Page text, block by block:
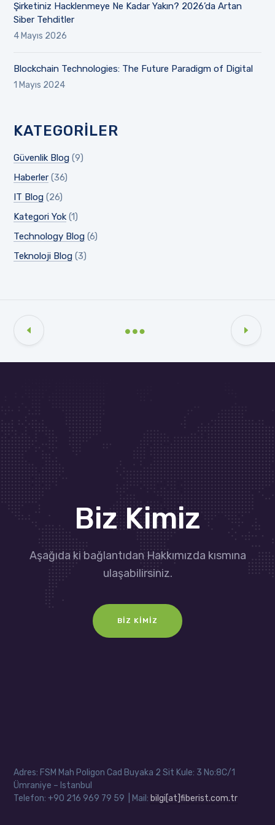
Şirketiniz Hacklenmeye Ne Kadar Yakın? 2026’da Artan
Siber Tehditler
4 Mayıs 2026
Blockchain Technologies: The Future Paradigm of Digital
1 Mayıs 2024
KATEGORILER
Güvenlik Blog (9)
Haberler (36)
IT Blog (26)
Kategori Yok (1)
Technology Blog (6)
Teknoloji Blog (3)
Biz Kimiz
Aşağıda ki bağlantıdan Hakkımızda kısmına
ulaşabilirsiniz.
BIZ KIMIZ
Adres: FSM Mah Poligon Cad Buyaka 2 Sit Kule: 3 No:8C/1
Ümraniye – Istanbul
Telefon: +90 216 969 79 59 | Mail: bilgi[at]fiberist.com.tr